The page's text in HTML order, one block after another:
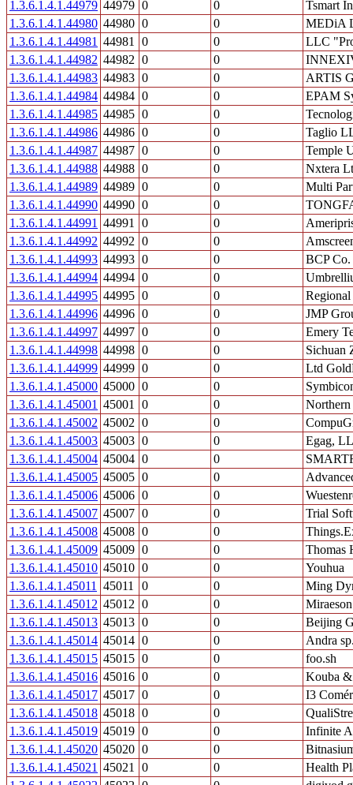
1.3.6.1.4.1.44979 44979 0 0
Tsmart
1.3.6.1.4.1.44980 44980 0 0
MEDiA
1.3.6.1.4.1.44981 44981 0 0
LLC
1.3.6.1.4.1.44982 44982 0 0
1.3.6.1.4.1.44983 44983 0 0
ARTIS
1.3.6.1.4.1.44984 44984 0 0
EPAM
1.3.6.1.4.1.44985 44985 0 0
1.3.6.1.4.1.44986 44986 0 0
Taglio
1.3.6.1.4.1.44987 44987 0 0
Temple
1.3.6.1.4.1.44988 44988 0 0
Nxtera
1.3.6.1.4.1.44989 44989 0 0
Multi
1.3.6.1.4.1.44990 44990 0 0
1.3.6.1.4.1.44991 44991 0 0
1.3.6.1.4.1.44992 44992 0 0
1.3.6.1.4.1.44993 44993 0 0
BCP Co.
1.3.6.1.4.1.44994 44994 0 0
1.3.6.1.4.1.44995 44995 0 0
1.3.6.1.4.1.44996 44996 0 0
JMP
1.3.6.1.4.1.44997 44997 0 0
Emery
1.3.6.1.4.1.44998 44998 0 0
Sichuan
1.3.6.1.4.1.44999 44999 0 0
Ltd
1.3.6.1.4.1.45000 45000 0 0
1.3.6.1.4.1.45001 45001 0 0
1.3.6.1.4.1.45002 45002 0 0
1.3.6.1.4.1.45003 45003 0 0
Egag,
1.3.6.1.4.1.45004 45004 0 0
1.3.6.1.4.1.45005 45005 0 0
1.3.6.1.4.1.45006 45006 0 0
1.3.6.1.4.1.45007 45007 0 0
Trial
1.3.6.1.4.1.45008 45008 0 0
1.3.6.1.4.1.45009 45009 0 0
Thomas
1.3.6.1.4.1.45010 45010 0 0
Youhua
1.3.6.1.4.1.45011
45011 0 0
Ming
1.3.6.1.4.1.45012 45012 0 0
Miraeson
1.3.6.1.4.1.45013 45013 0 0
Beijing
1.3.6.1.4.1.45014 45014 0 0
Andra
1.3.6.1.4.1.45015 45015 0 0
foo.sh
1.3.6.1.4.1.45016 45016 0 0
Kouba &
1.3.6.1.4.1.45017 45017 0 0
I3
1.3.6.1.4.1.45018 45018 0 0
1.3.6.1.4.1.45019 45019 0 0
Infinite
1.3.6.1.4.1.45020 45020 0 0
1.3.6.1.4.1.45021 45021 0 0
Health